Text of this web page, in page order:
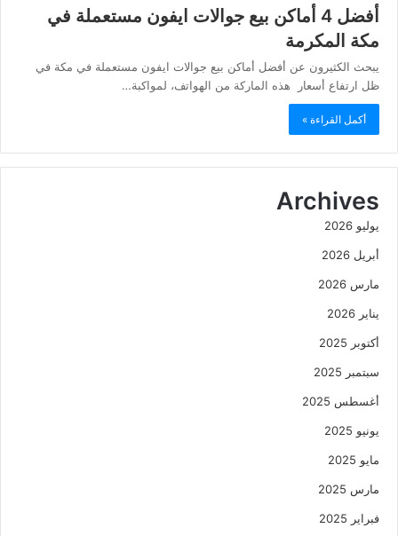
أفضل 4 أماكن بيع جوالات ايفون مستعملة في
مكة المكرمة
يبحث الكثيرون عن أفضل أماكن بيع جوالات ايفون مستعملة في مكة في
ظل ارتفاع أسعار هذه الماركة من الهواتف، لمواكبة…
أكمل القراءة »
Archives
يوليو 2026
أبريل 2026
مارس 2026
يناير 2026
أكتوبر 2025
سبتمبر 2025
أغسطس 2025
يونيو 2025
مايو 2025
مارس 2025
فبراير 2025